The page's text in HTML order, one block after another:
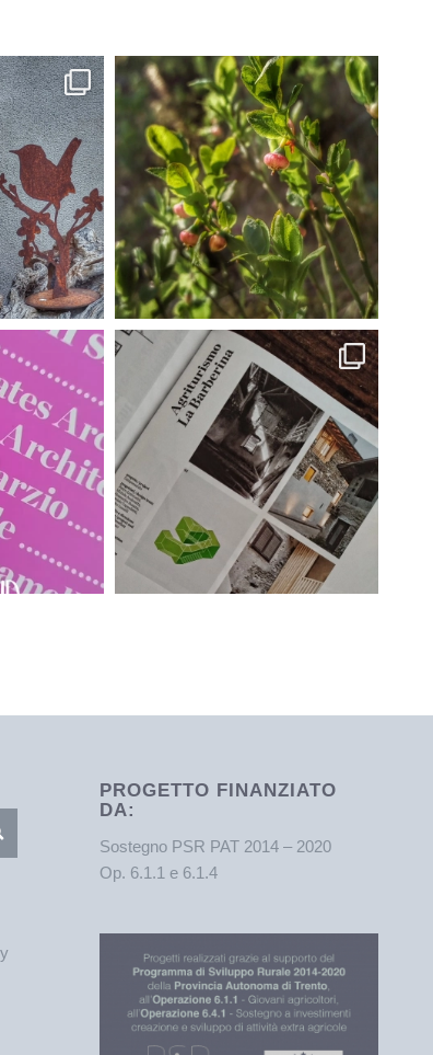
PROGETTO FINANZIATO
DA:
Sostegno PSR PAT 2014 – 2020
Op. 6.1.1 e 6.1.4